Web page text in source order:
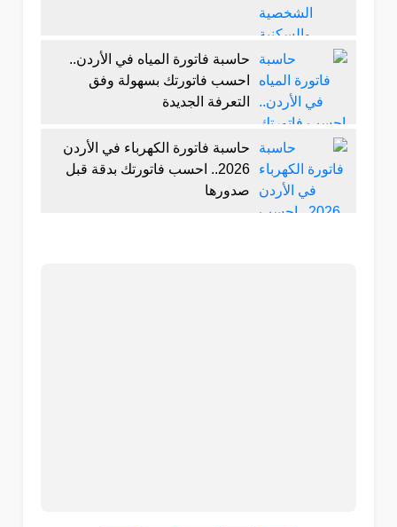
حاسبة فاتورة المياه في الأردن..
احسب فاتورتك بسهولة وفق
التعرفة الجديدة
حاسبة فاتورة الكهرباء في الأردن
2026.. احسب فاتورتك بدقة قبل
صدورها